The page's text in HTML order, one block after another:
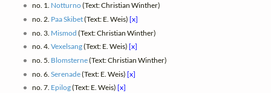
no. 1. Notturno(Text: Christian Winther)
no. 2. Paa Skibet(Text: E. Weis) [x]
no. 3. Mismod (Text: Christian Winther)
no. 4. Vexelsang(Text: E. Weis) [x]
no. 5. Blomsterne(Text: Christian Winther)
no. 6. Serenade(Text: E. Weis) [x]
no. 7. Epilog(Text: E. Weis) [x]